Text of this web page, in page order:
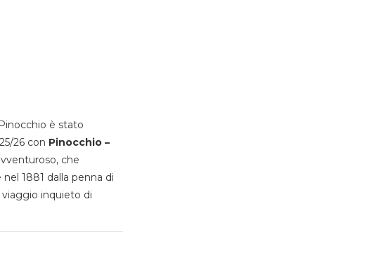
è stato
26 con Pinocchio –
che
1881 dalla penna di
viaggio inquieto di